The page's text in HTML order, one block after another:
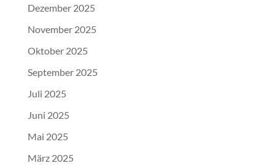
Dezember 2025
November 2025
Oktober 2025
September 2025
Juli 2025
Juni 2025
Mai 2025
März 2025